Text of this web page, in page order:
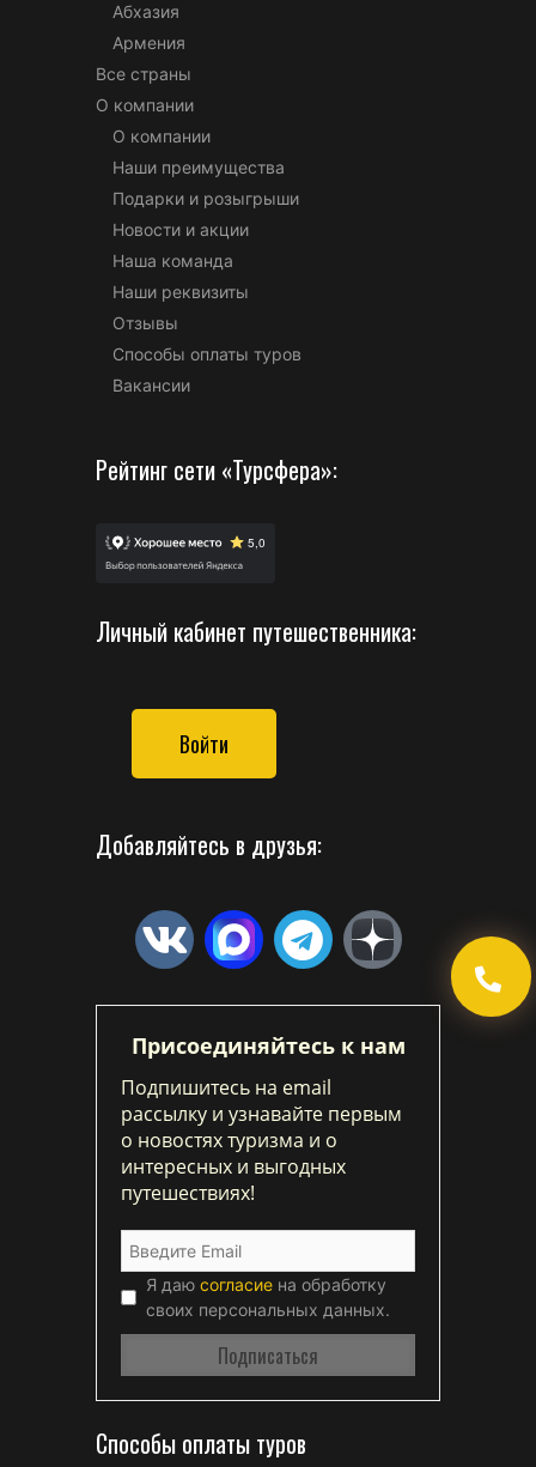
Абхазия
Армения
Все страны
О компании
О компании
Наши преимущества
Подарки и розыгрыши
Новости и акции
Наша команда
Наши реквизиты
Отзывы
Способы оплаты туров
Вакансии
Рейтинг сети «Турсфера»:
Личный кабинет путешественника:
Войти
Добавляйтесь в друзья:
Присоединяйтесь к нам
Подпишитесь на email
рассылку и узнавайте первым
о новостях туризма и о
интересных и выгодных
путешествиях!
Я даю согласие на обработку
своих персональных данных.
Способы оплаты туров